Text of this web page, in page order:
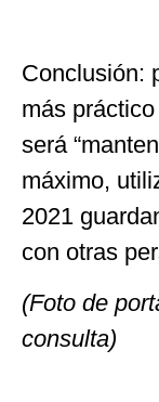
Conclusión:
más
será
máximo,
2021
con otras
(Foto de
consulta)